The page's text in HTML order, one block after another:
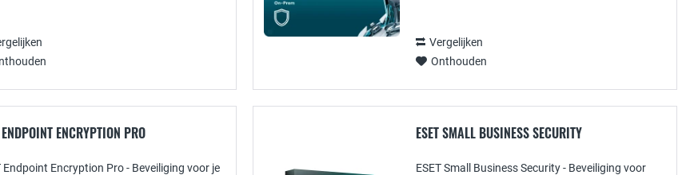
Vergelijken
Onthouden
ENDPOINT ENCRYPTION PRO
Endpoint Encryption Pro - Beveiliging voor je
ESET SMALL BUSINESS SECURITY
ESET Small Business Security - Beveiliging voor